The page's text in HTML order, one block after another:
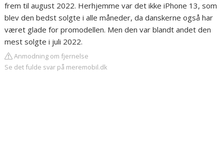
frem til august 2022. Herhjemme var det ikke iPhone 13, som
blev den bedst solgte i alle måneder, da danskerne også har
været glade for promodellen. Men den var blandt andet den
mest solgte i juli 2022.
Anmodning om fjernelse
Se det fulde svar på meremobil.dk